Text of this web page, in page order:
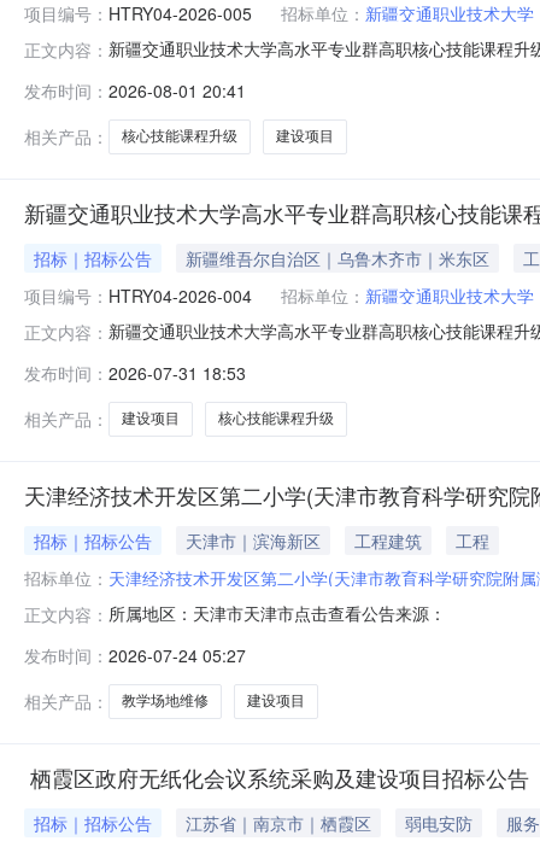
项目编号： HTRY04-2026-005 招标单位： 新疆交通职业技术大学
正文内容： 新疆交通职业技术大学高水平专业群高职核心技能课程
通职业技术大学高水平专业群高职核心技能课程升级与
发布时间： 2026-08-01 20:41
相关产品：
核心技能课程升级 建设项目
新疆交通职业技术大学高水平专业群高职核心技能课
招标｜招标公告 新疆维吾尔自治区｜乌鲁木齐市｜米东区
项目编号： HTRY04-2026-004 招标单位： 新疆交通职业技术大学
正文内容： 新疆交通职业技术大学高水平专业群高职核心技能课程
术大学高水平专业群高职核心技能课程升级与建设项目
课程升级
发布时间： 2026-07-31 18:53
相关产品：
建设项目 核心技能课程升级
天津经济技术开发区第二小学(天津市教育科学研究
招标｜招标公告 天津市｜滨海新区 工程建筑
工程
招标单位： 天津经济技术开发区第二小学(天津市教育科学研究院附
正文内容： 所属地区：天津市天津市点击查看公告来源：
发布时间： 2026-07-24 05:27
相关产品：
教学场地维修 建设项目
栖霞区政府无纸化会议系统采购及建设项目招标公告
招标｜招标公告 江苏省｜南京市｜栖霞区 弱电安防
服务